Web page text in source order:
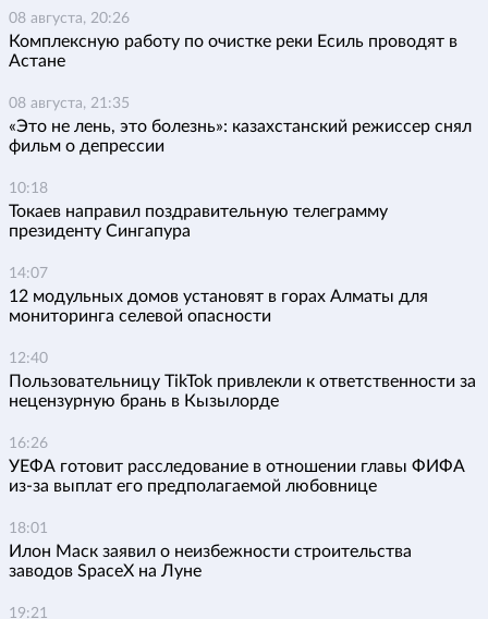
08 августа, 20:26
Комплексную работу по очистке реки Есиль проводят в
Астане
08 августа, 21:35
«Это не лень, это болезнь»: казахстанский режиссер снял
фильм о депрессии
10:18
Токаев направил поздравительную телеграмму
президенту Сингапура
14:07
12 модульных домов установят в горах Алматы для
мониторинга селевой опасности
12:40
Пользовательницу TikTok привлекли к ответственности за
нецензурную брань в Кызылорде
16:26
УЕФА готовит расследование в отношении главы ФИФА
из-за выплат его предполагаемой любовнице
18:01
Илон Маск заявил о неизбежности строительства
заводов SpaceX на Луне
19:21